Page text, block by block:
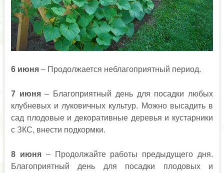
6 июня– Продолжается неблагоприятный период.
7 июня– Благоприятный день для посадки любых
клубневых и луковичных культур. Можно высадить в
сад плодовые и декоративные деревья и кустарники
с ЗКС, внести подкормки.
8 июня– Продолжайте работы предыдущего дня.
Благоприятный день для посадки плодовых и